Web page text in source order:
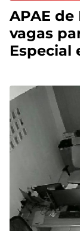
APAE
vagas
Especial